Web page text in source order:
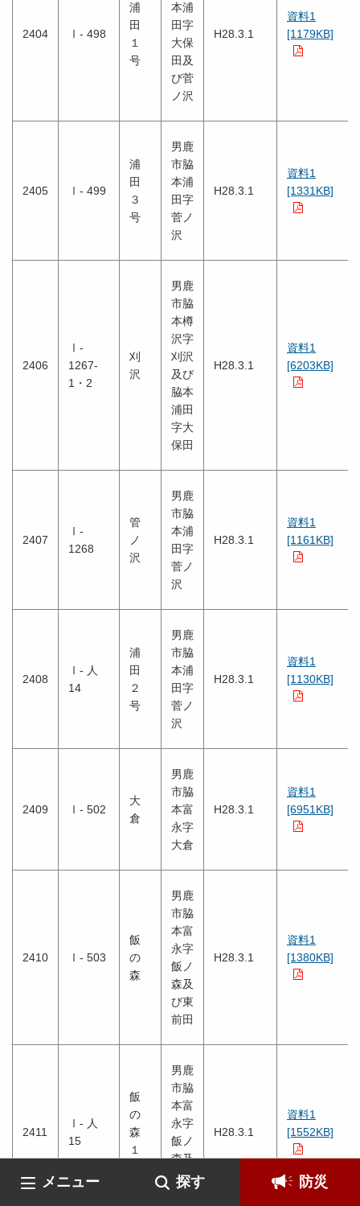
メニュー 探す 防災
2404 Ⅰ- 498
浦
田
１
号
本浦
田字
大保
田及
び菅
ノ沢
H28.3.1
資料1
[1179KB]
2405 Ⅰ- 499
浦
田
３
号
男鹿
市脇
本浦
田字
菅ノ
沢
H28.3.1
資料1
[1331KB]
2406
Ⅰ-
1267-
1・2
刈
沢
男鹿
市脇
本樽
沢字
刈沢
及び
脇本
浦田
字大
保田
H28.3.1
資料1
[6203KB]
2407
Ⅰ-
1268
管
ノ
沢
男鹿
市脇
本浦
田字
菅ノ
沢
H28.3.1
資料1
[1161KB]
2408
Ⅰ- 人
14
浦
田
２
号
男鹿
市脇
本浦
田字
菅ノ
沢
H28.3.1
資料1
[1130KB]
2409 Ⅰ- 502
大
倉
男鹿
市脇
本富
永字
大倉
H28.3.1
資料1
[6951KB]
2410 Ⅰ- 503
飯
の
森
男鹿
市脇
本富
永字
飯ノ
森及
び東
前田
H28.3.1
資料1
[1380KB]
2411
Ⅰ- 人
15
飯
の
森
１
男鹿
市脇
本富
永字
飯ノ
森及
び小
H28.3.1
資料1
[1552KB]